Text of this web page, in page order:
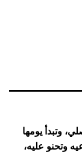
وتبدأ يومها
وتحنو عليه،